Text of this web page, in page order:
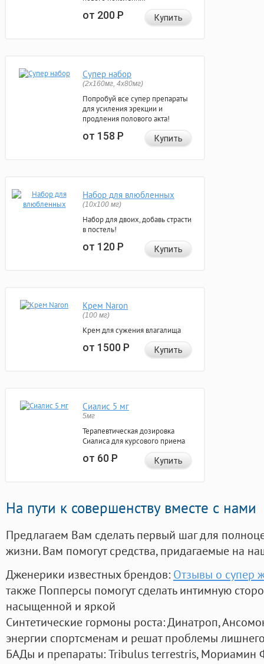
от 200Р Купить
Супер набор
(2х160мг, 4х80мг)
Попробуй все супер препараты
для усиления эрекции и
продления полового акта!
от 158Р Купить
Набор для влюбленных
(10х100 мг)
Набор для двоих, добавь страсти
в постель!
от 120Р Купить
Крем Naron
(100 мг)
Крем для сужения влагалища
от 1500Р Купить
Сиалис 5 мг
5мг
Терапевтическая дозировка
Сиалиса для курсового приема
от 60Р Купить
На пути к совершенству вместе с нами
Предлагаем Вам сделать первый шаг для
жизни. Вам помогут средства, придагаемые на
Дженерики известных брендов: Отзывы о супер
также Попперсы помогут сделать интимную
насыщенной и яркой
Синтетические гормоны роста: Динатроп,
энергии спортсменам и решат проблемы
БАДы и препараты:Tribulus terrestris, Мориамин